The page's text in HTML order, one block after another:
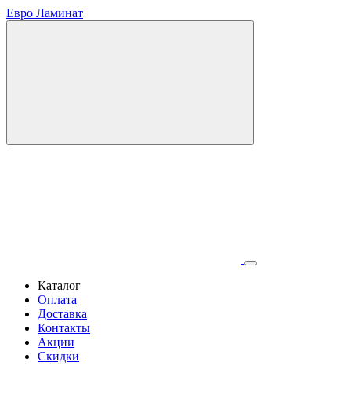
Евро Ламинат
Каталог
Оплата
Доставка
Контакты
Акции
Скидки